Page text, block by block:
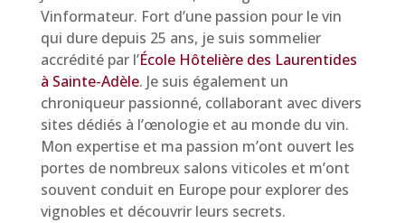
Vinformateur. Fort d’une passion pour le vin
qui dure depuis 25 ans, je suis sommelier
accrédité par l’École Hôtelière des Laurentides
à Sainte-Adèle. Je suis également un
chroniqueur passionné, collaborant avec divers
sites dédiés à l’œnologie et au monde du vin.
Mon expertise et ma passion m’ont ouvert les
portes de nombreux salons viticoles et m’ont
souvent conduit en Europe pour explorer des
vignobles et découvrir leurs secrets.